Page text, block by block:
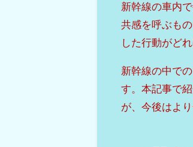
新幹線の車内
共感を呼ぶも
した行動がど
新幹線の中で
す。本記事で
が、今後はよ